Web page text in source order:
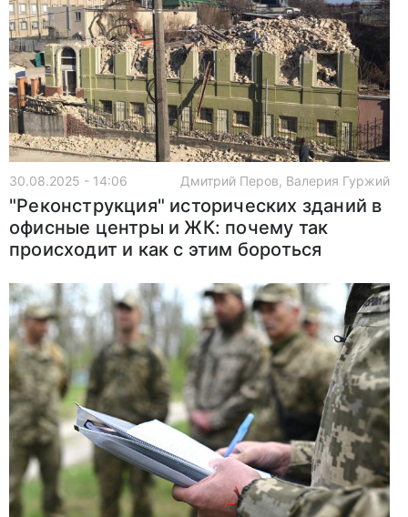
30.08.2025 - 14:06 Дмитрий Перов, Валерия Гуржий
"Реконструкция" исторических зданий в
офисные центры и ЖК: почему так
происходит и как с этим бороться